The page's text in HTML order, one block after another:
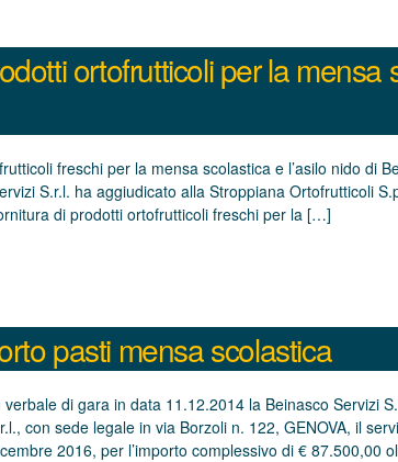
ortofrutticoli per la mensa
freschi per la mensa scolastica e l’asilo nido di
S.r.l. ha aggiudicato alla Stroppiana Ortofrutticoli
di prodotti ortofrutticoli freschi per la […]
pasti mensa scolastica
di gara in data 11.12.2014 la Beinasco Servizi
con sede legale in via Borzoli n. 122, GENOVA, il
2016, per l’importo complessivo di € 87.500,00